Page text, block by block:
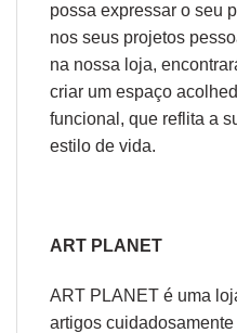
possa expressar o seu
nos seus projetos
na nossa loja,
criar um espaço
funcional, que reflita a
estilo de vida.
ART PLANET
ART PLANET é uma
artigos